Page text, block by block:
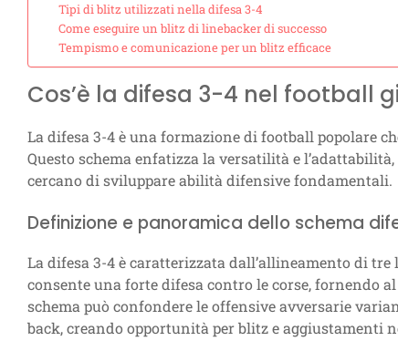
Tipi di blitz utilizzati nella difesa 3-4
Come eseguire un blitz di linebacker di successo
Tempismo e comunicazione per un blitz efficace
Cos’è la difesa 3-4 nel football
La difesa 3-4 è una formazione di football popolare
Questo schema enfatizza la versatilità e
cercano di sviluppare abilità difensive fondamentali.
Definizione e panoramica dello schema
La difesa 3-4 è caratterizzata dall’allineamento di
consente una forte difesa contro le corse, fornendo
schema può confondere le offensive avversarie
back, creando opportunità per blitz e aggiustamenti